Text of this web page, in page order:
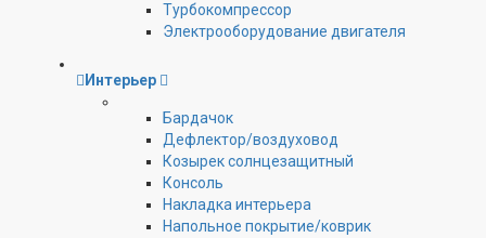
Турбокомпрессор
Электрооборудование двигателя
Интерьер
Бардачок
Дефлектор/воздуховод
Козырек солнцезащитный
Консоль
Накладка интерьера
Напольное покрытие/коврик